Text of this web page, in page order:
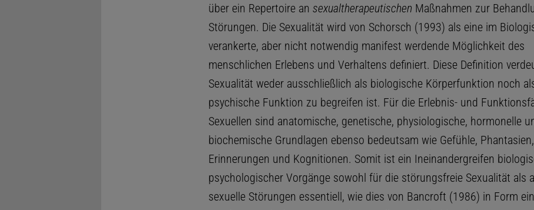
über ein Repertoire an sexualtherapeutischen Maßnahmen zur
Störungen. Die Sexualität wird von Schorsch (1993) als eine im
verankerte, aber nicht notwendig manifest werdende Möglichkeit des
menschlichen Erlebens und Verhaltens definiert. Diese Definition
Sexualität weder ausschließlich als biologische Körperfunktion noch
psychische Funktion zu begreifen ist. Für die Erlebnis- und
Sexuellen sind anatomische, genetische, physiologische, hormonelle
biochemische Grundlagen ebenso bedeutsam wie Gefühle, Phantasien,
Erinnerungen und Kognitionen. Somit ist ein Ineinandergreifen
psychologischer Vorgänge sowohl für die störungsfreie Sexualität als
sexuelle Störungen essentiell, wie dies von Bancroft (1986) in Form